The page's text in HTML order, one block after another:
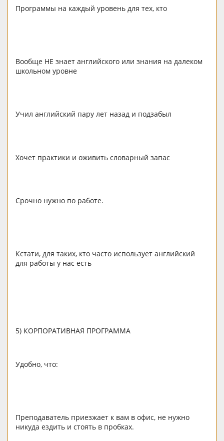
Программы на каждый уровень для тех, кто
Вообще НЕ знает английского или знания на далеком
школьном уровне
Учил английский пару лет назад и подзабыл
Хочет практики и оживить словарный запас
Срочно нужно по работе.
Кстати, для таких, кто часто использует английский
для работы у нас есть
5) КОРПОРАТИВНАЯ ПРОГРАММА
Удобно, что:
Преподаватель приезжает к вам в офис, не нужно
никуда ездить и стоять в пробках.